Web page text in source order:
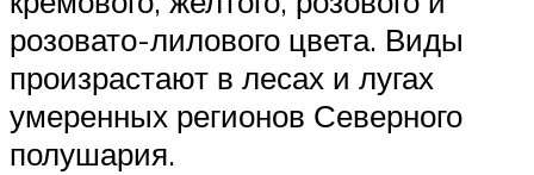
розовато-лилового цвета. Виды
произрастают в лесах и лугах
умеренных регионов Северного
полушария.